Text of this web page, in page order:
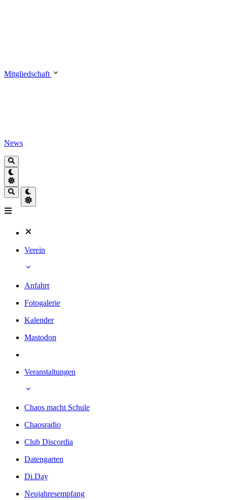
Mitgliedschaft
News
Verein
Anfahrt
Fotogalerie
Kalender
Mastodon
Veranstaltungen
Chaos macht Schule
Chaosradio
Club Discordia
Datengarten
Di.Day
Neujahresempfang